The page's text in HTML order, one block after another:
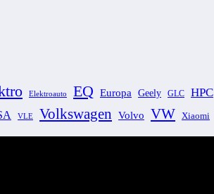
Elektroauto EQ Europa Geely GLC HPC
VLE Volkswagen Volvo VW Xiaomi